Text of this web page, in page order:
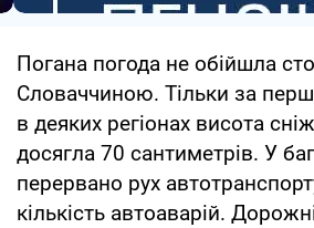
Погана погода не обійшла
Словаччиною. Тільки за
в деяких регіонах висота
досягла 70 сантиметрів. У
перервано рух
кількість автоаварій.